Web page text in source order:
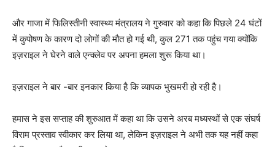
और गाजा में फिलिस्तीनी स्वास्थ्य मंत्रालय ने गुरुवार को कहा कि पिछले 24 घंटों
में कुपोषण के कारण दो लोगों की मौत हो गई थी, कुल 271 तक पहुंच गया क्योंकि
इज़राइल ने घेरने वाले एन्क्लेव पर अपना हमला शुरू किया था।
इज़राइल ने बार -बार इनकार किया है कि व्यापक भुखमरी हो रही है।
हमास ने इस सप्ताह की शुरुआत में कहा था कि उसने अरब मध्यस्थों से एक संघर्ष
विराम प्रस्ताव स्वीकार कर लिया था, लेकिन इज़राइल ने अभी तक यह नहीं कहा